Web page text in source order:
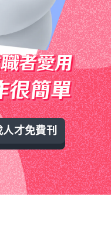
人才免費刊